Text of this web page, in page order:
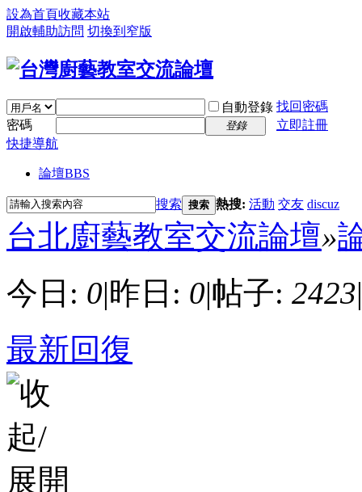
設為首頁收藏本站
開啟輔助訪問 切換到窄版
自動登錄 找回密碼
密碼
登錄
立即註冊
快捷導航
論壇BBS
搜索 搜索 熱搜: 活動 交友 discuz
台北廚藝教室交流論壇»
今日: 0|昨日: 0|帖子: 2423|
最新回復